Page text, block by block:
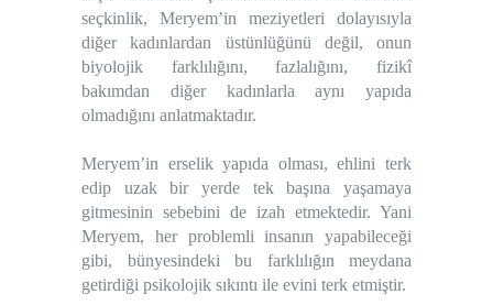
seçkinlik, Meryem’in meziyetleri dolayısıyla
diğer kadınlardan üstünlüğünü değil, onun
biyolojik farklılığını, fazlalığını, fizikî
bakımdan diğer kadınlarla aynı yapıda
olmadığını anlatmaktadır.
Meryem’in erselik yapıda olması, ehlini terk
edip uzak bir yerde tek başına yaşamaya
gitmesinin sebebini de izah etmektedir. Yani
Meryem, her problemli insanın yapabileceği
gibi, bünyesindeki bu farklılığın meydana
getirdiği psikolojik sıkıntı ile evini terk etmiştir.